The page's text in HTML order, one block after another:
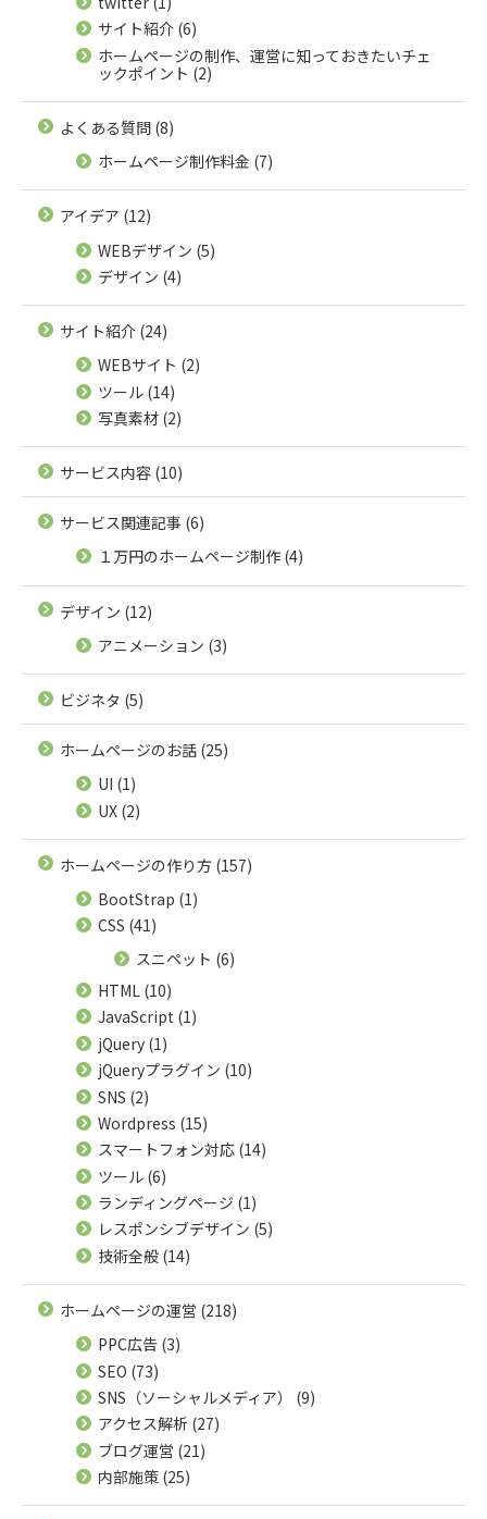
サイト紹介 (6)
ホームページの制作、運営に知っておきたいチェ
ックポイント (2)
よくある質問 (8)
ホームページ制作料金 (7)
アイデア (12)
WEBデザイン (5)
デザイン (4)
サイト紹介 (24)
WEBサイト (2)
ツール (14)
写真素材 (2)
サービス内容 (10)
サービス関連記事 (6)
１万円のホームページ制作 (4)
デザイン (12)
アニメーション (3)
ビジネタ (5)
ホームページのお話 (25)
UI (1)
UX (2)
ホームページの作り方 (157)
BootStrap (1)
CSS (41)
スニペット (6)
HTML (10)
JavaScript (1)
jQuery (1)
jQueryプラグイン (10)
SNS (2)
Wordpress (15)
スマートフォン対応 (14)
ツール (6)
ランディングページ (1)
レスポンシブデザイン (5)
技術全般 (14)
ホームページの運営 (218)
PPC広告 (3)
SEO (73)
SNS（ソーシャルメディア）
(9)
アクセス解析 (27)
ブログ運営 (21)
内部施策 (25)